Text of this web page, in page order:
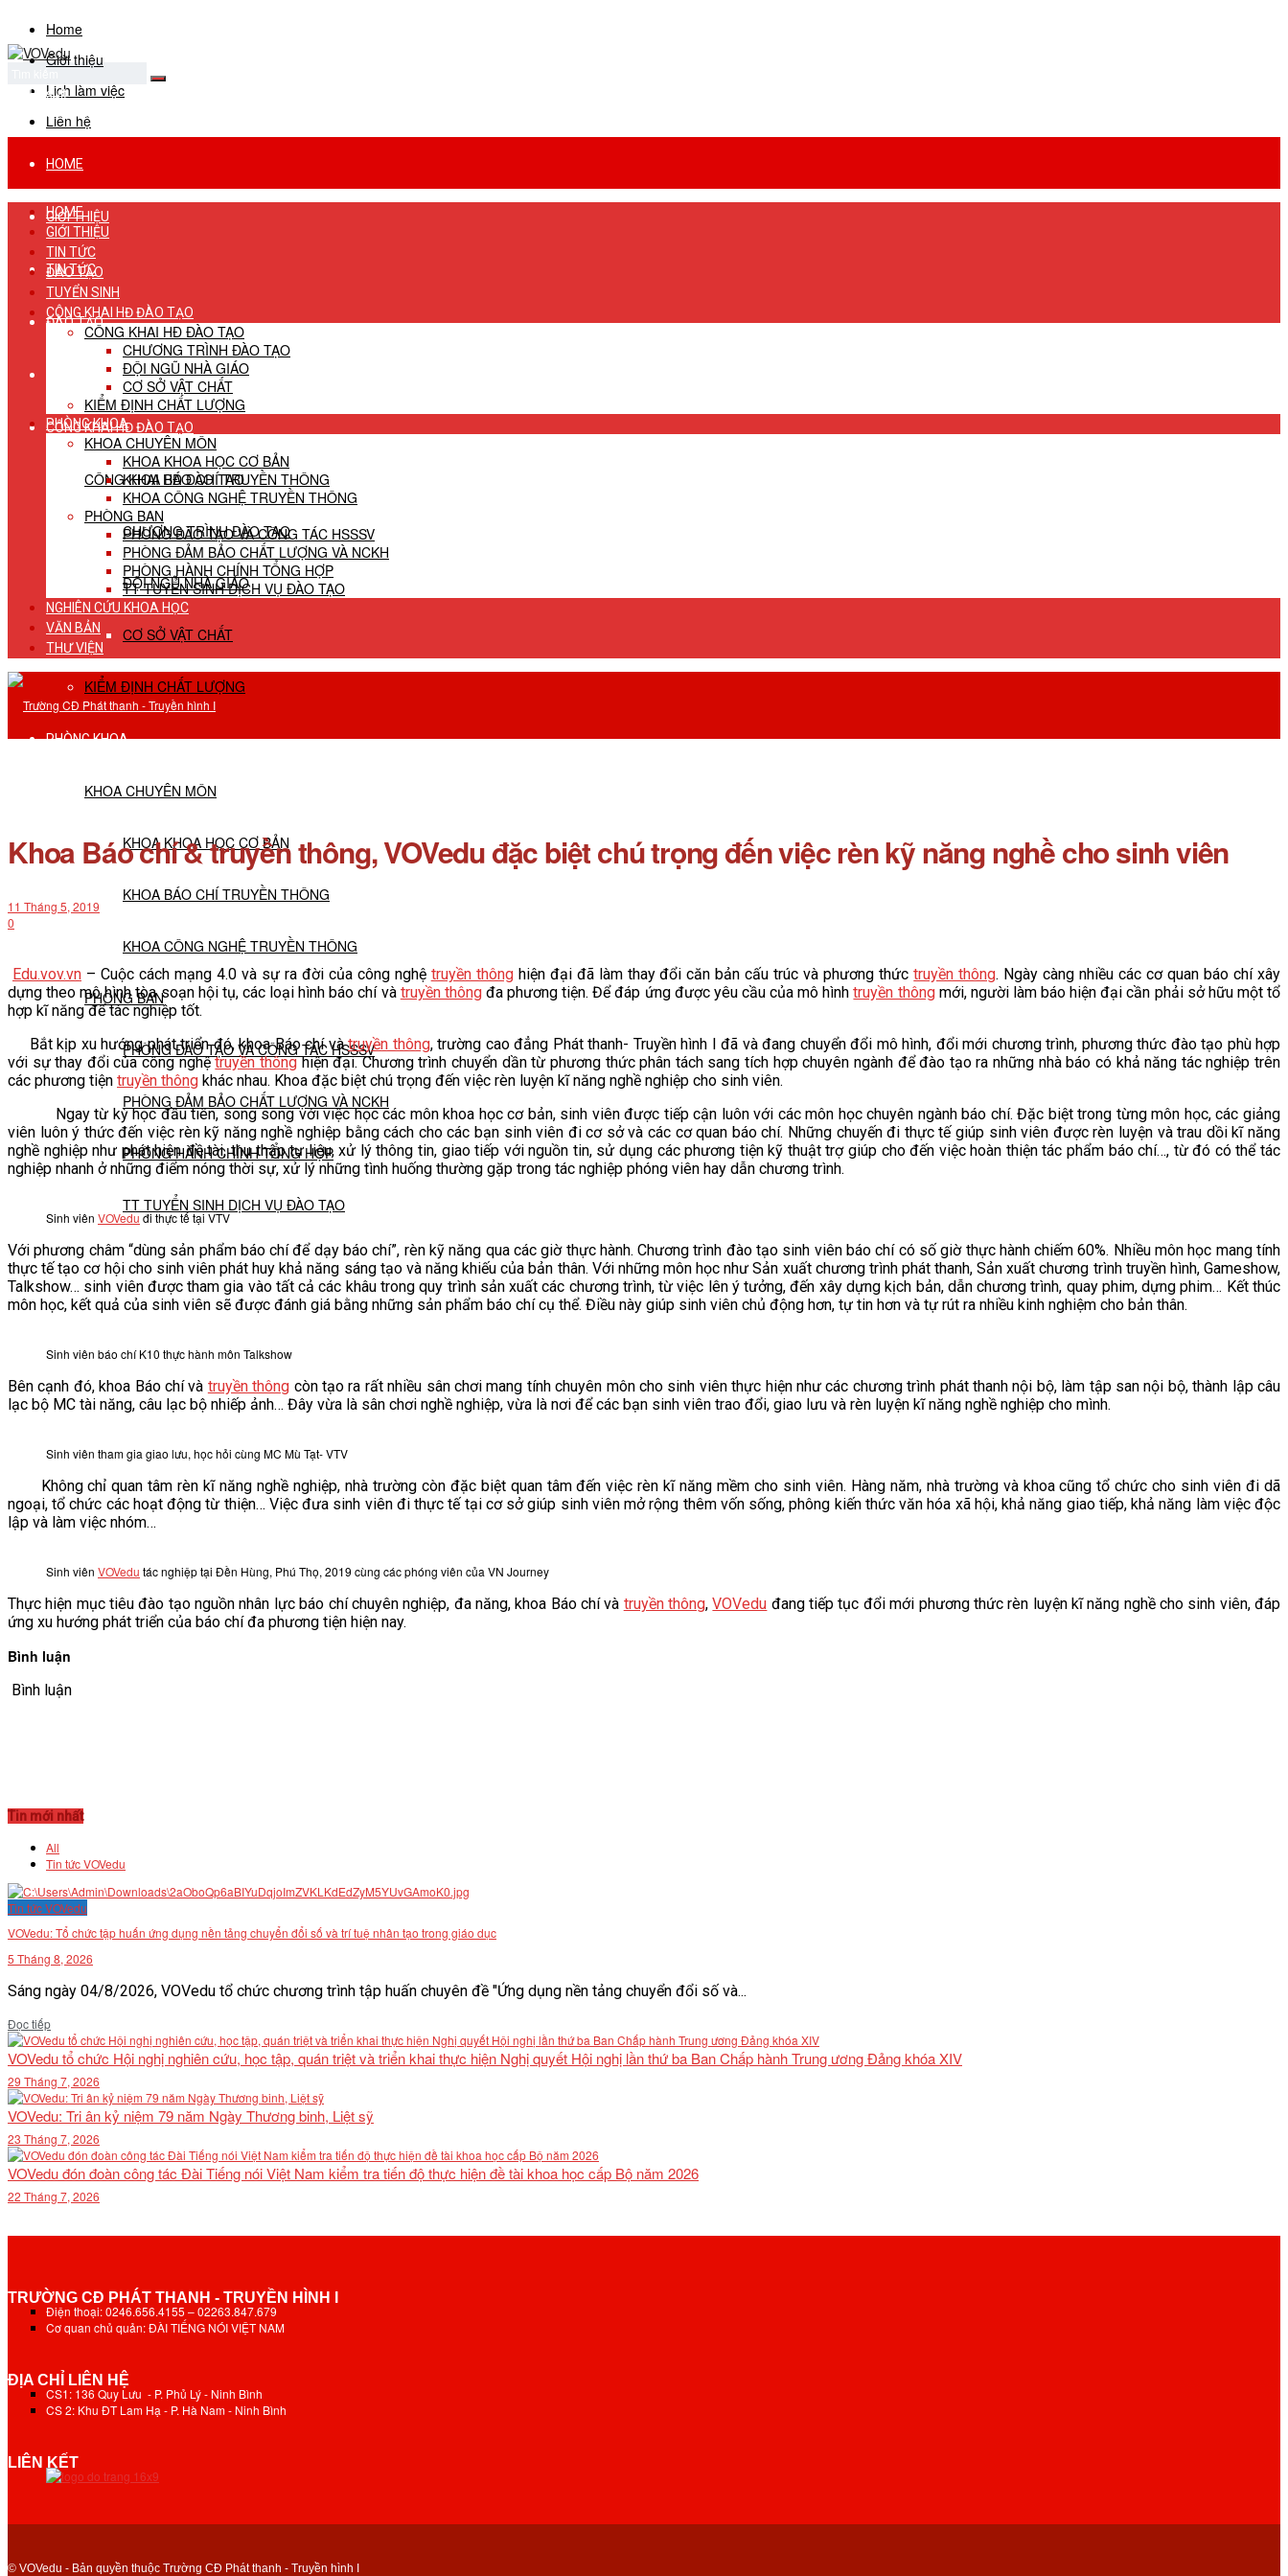
Home
Giới thiệu
Lịch làm việc
Liên hệ
No Result
View All Result
HOME
GIỚI THIỆU
TIN TỨC
ĐÀO TẠO
TUYỂN SINH
CÔNG KHAI HĐ ĐÀO TẠO
CÔNG KHAI HĐ ĐÀO TẠO
CHƯƠNG TRÌNH ĐÀO TẠO
ĐỘI NGŨ NHÀ GIÁO
CƠ SỞ VẬT CHẤT
KIỂM ĐỊNH CHẤT LƯỢNG
PHÒNG KHOA
KHOA CHUYÊN MÔN
KHOA KHOA HỌC CƠ BẢN
KHOA BÁO CHÍ TRUYỀN THÔNG
KHOA CÔNG NGHỆ TRUYỀN THÔNG
PHÒNG BAN
PHÒNG ĐÀO TẠO VÀ CÔNG TÁC HSSSV
PHÒNG ĐẢM BẢO CHẤT LƯỢNG VÀ NCKH
PHÒNG HÀNH CHÍNH TỔNG HỢP
TT TUYỂN SINH DỊCH VỤ ĐÀO TẠO
NGHIÊN CỨU KHOA HỌC
VĂN BẢN
THƯ VIỆN
HOME
GIỚI THIỆU
TIN TỨC
ĐÀO TẠO
TUYỂN SINH
CÔNG KHAI HĐ ĐÀO TẠO
CÔNG KHAI HĐ ĐÀO TẠO
CHƯƠNG TRÌNH ĐÀO TẠO
ĐỘI NGŨ NHÀ GIÁO
CƠ SỞ VẬT CHẤT
KIỂM ĐỊNH CHẤT LƯỢNG
PHÒNG KHOA
KHOA CHUYÊN MÔN
KHOA KHOA HỌC CƠ BẢN
KHOA BÁO CHÍ TRUYỀN THÔNG
KHOA CÔNG NGHỆ TRUYỀN THÔNG
PHÒNG BAN
PHÒNG ĐÀO TẠO VÀ CÔNG TÁC HSSSV
PHÒNG ĐẢM BẢO CHẤT LƯỢNG VÀ NCKH
PHÒNG HÀNH CHÍNH TỔNG HỢP
TT TUYỂN SINH DỊCH VỤ ĐÀO TẠO
NGHIÊN CỨU KHOA HỌC
VĂN BẢN
THƯ VIỆN
Khoa Báo chí & truyền thông, VOVedu đặc biệt chú trọng đến việc rèn kỹ năng nghề cho sinh viên
11 Tháng 5, 2019
0
Edu.vov.vn– Cuộc cách mạng 4.0 và sự ra đời của công nghệ truyền thônghiện đại đã làm thay đổi căn bản cấu trúc và phương thứctruyền thông. Ngày càng nhiều các cơ quan báo chí xây
dựng theo mô hình tòa soạn hội tụ, các loại hình báo chí và truyền thôngđa phương tiện. Để đáp ứng được yêu cầu của mô hìnhtruyền thôngmới, người làm báo hiện đại cần phải sở hữu một tổ
hợp kĩ năng để tác nghiệp tốt.
Bắt kịp xu hướng phát triển đó, khoa Báo chí vàtruyền thông, trường cao đẳng Phát thanh- Truyền hình I đã và đang chuyển đổi mô hình, đổi mới chương trình, phương thức đào tạo phù hợp
với sự thay đổi của công nghệtruyền thônghiện đại. Chương trình chuyển dần từ phương thức phân tách sang tích hợp chuyên ngành để đào tạo ra những nhà báo có khả năng tác nghiệp trên
các phương tiện truyền thông khác nhau. Khoa đặc biệt chú trọng đến việc rèn luyện kĩ năng nghề nghiệp cho sinh viên.
Ngay từ kỳ học đầu tiên, song song với việc học các môn khoa học cơ bản, sinh viên được tiếp cận luôn với các môn học chuyên ngành báo chí. Đặc biệt trong từng môn học, các giảng
viên luôn ý thức đến việc rèn kỹ năng nghề nghiệp bằng cách cho các bạn sinh viên đi cơ sở và các cơ quan báo chí. Những chuyến đi thực tế giúp sinh viên được rèn luyện và trau dồi kĩ năng
nghề nghiệp như phát hiện đề tài, thu thập tư liệu, xử lý thông tin, giao tiếp với nguồn tin, sử dụng các phương tiện kỹ thuật trợ giúp cho đến việc hoàn thiện tác phẩm báo chí…, từ đó có thể tác
nghiệp nhanh ở những điểm nóng thời sự, xử lý những tình huống thường gặp trong tác nghiệp phóng viên hay dẫn chương trình.
Sinh viên VOVeduđi thực tế tại VTV
Với phương châm “dùng sản phẩm báo chí để dạy báo chí”, rèn kỹ năng qua các giờ thực hành. Chương trình đào tạo sinh viên báo chí có số giờ thực hành chiếm 60%. Nhiều môn học mang tính
thực tế tạo cơ hội cho sinh viên phát huy khả năng sáng tạo và năng khiếu của bản thân. Với những môn học như Sản xuất chương trình phát thanh, Sản xuất chương trình truyền hình, Gameshow,
Talkshow… sinh viên được tham gia vào tất cả các khâu trong quy trình sản xuất các chương trình, từ việc lên ý tưởng, đến xây dựng kịch bản, dẫn chương trình, quay phim, dựng phim… Kết thúc
môn học, kết quả của sinh viên sẽ được đánh giá bằng những sản phẩm báo chí cụ thể. Điều này giúp sinh viên chủ động hơn, tự tin hơn và tự rút ra nhiều kinh nghiệm cho bản thân.
Sinh viên báo chí K10 thực hành môn Talkshow
Bên cạnh đó, khoa Báo chí và truyền thông còn tạo ra rất nhiều sân chơi mang tính chuyên môn cho sinh viên thực hiện như các chương trình phát thanh nội bộ, làm tập san nội bộ, thành lập câu
lạc bộ MC tài năng, câu lạc bộ nhiếp ảnh… Đây vừa là sân chơi nghề nghiệp, vừa là nơi để các bạn sinh viên trao đổi, giao lưu và rèn luyện kĩ năng nghề nghiệp cho mình.
Sinh viên tham gia giao lưu, học hỏi cùng MC Mù Tạt- VTV
Không chỉ quan tâm rèn kĩ năng nghề nghiệp, nhà trường còn đặc biệt quan tâm đến việc rèn kĩ năng mềm cho sinh viên. Hàng năm, nhà trường và khoa cũng tổ chức cho sinh viên đi dã
ngoại, tổ chức các hoạt động từ thiện… Việc đưa sinh viên đi thực tế tại cơ sở giúp sinh viên mở rộng thêm vốn sống, phông kiến thức văn hóa xã hội, khả năng giao tiếp, khả năng làm việc độc
lập và làm việc nhóm…
Sinh viên VOVedu tác nghiệp tại Đền Hùng, Phú Thọ, 2019 cùng các phóng viên của VN Journey
Thực hiện mục tiêu đào tạo nguồn nhân lực báo chí chuyên nghiệp, đa năng, khoa Báo chí và truyền thông,VOVedu đang tiếp tục đổi mới phương thức rèn luyện kĩ năng nghề cho sinh viên, đáp
ứng xu hướng phát triển của báo chí đa phương tiện hiện nay.
Bình luận
Bình luận
Tin mới nhất
All
Tin tức VOVedu
Tin tức VOVedu
VOVedu: Tổ chức tập huấn ứng dụng nền tảng chuyển đổi số và trí tuệ nhân tạo trong giáo dục
5 Tháng 8, 2026
Sáng ngày 04/8/2026, VOVedu tổ chức chương trình tập huấn chuyên đề "Ứng dụng nền tảng chuyển đổi số và...
Đọc tiếpDetails
VOVedu tổ chức Hội nghị nghiên cứu, học tập, quán triệt và triển khai thực hiện Nghị quyết Hội nghị lần thứ ba Ban Chấp hành Trung ương Đảng khóa XIV
29 Tháng 7, 2026
VOVedu: Tri ân kỷ niệm 79 năm Ngày Thương binh, Liệt sỹ
23 Tháng 7, 2026
VOVedu đón đoàn công tác Đài Tiếng nói Việt Nam kiểm tra tiến độ thực hiện đề tài khoa học cấp Bộ năm 2026
22 Tháng 7, 2026
TRƯỜNG CĐ PHÁT THANH - TRUYỀN HÌNH I
Điện thoại: 0246.656.4155 – 02263.847.679
Cơ quan chủ quản: ĐÀI TIẾNG NÓI VIỆT NAM
ĐỊA CHỈ LIÊN HỆ
CS1: 136 Quy Lưu - P. Phủ Lý - Ninh Bình
CS 2: Khu ĐT Lam Hạ - P. Hà Nam - Ninh Bình
LIÊN KẾT
© VOVedu - Bản quyền thuộc Trường CĐ Phát thanh - Truyền hình I